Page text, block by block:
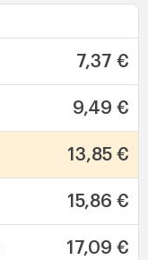
7,37 €
9,49 €
13,85 €
15,86 €
17,09 €